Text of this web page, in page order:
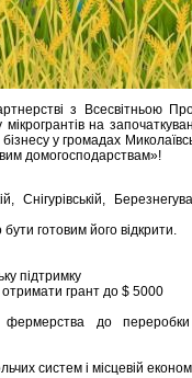
з Всесвітньою
на
у громадах
домогосподарствам»!
Снігурівській,
готовим його відкрити.
підтримку
отримати грант до $ 5000
фермерства до переробки
систем і місцевій